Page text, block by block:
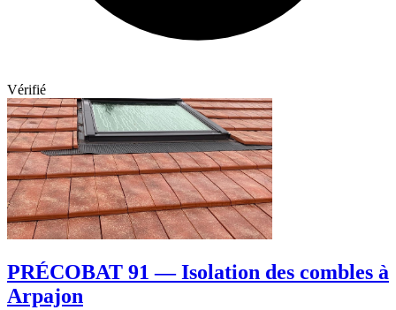
Vérifié
PRÉCOBAT 91 — Isolation des combles à
Arpajon